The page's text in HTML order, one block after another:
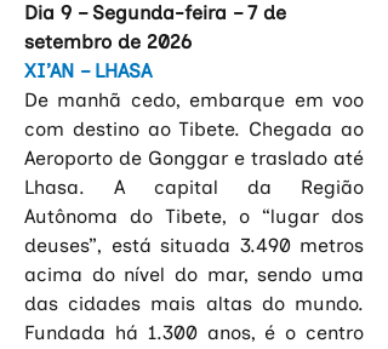
Dia 9 – Segunda-feira – 7 de
setembro de 2026
XI’AN – LHASA
De manhã cedo, embarque em voo
com destino ao Tibete. Chegada ao
Aeroporto de Gonggar e traslado até
Lhasa. A capital da Região
Autônoma do Tibete, o “lugar dos
deuses”, está situada 3.490 metros
acima do nível do mar, sendo uma
das cidades mais altas do mundo.
Fundada há 1.300 anos, é o centro